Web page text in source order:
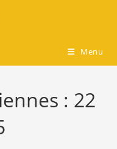
Menu
: 22